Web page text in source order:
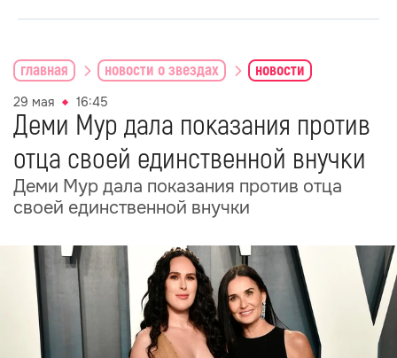
главная новости о звездах новости
29 мая 16:45
Деми Мур дала показания против
отца своей единственной внучки
Деми Мур дала показания против отца
своей единственной внучки